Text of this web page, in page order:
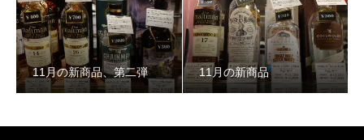
11月の新商品、第二弾 11月の新商品